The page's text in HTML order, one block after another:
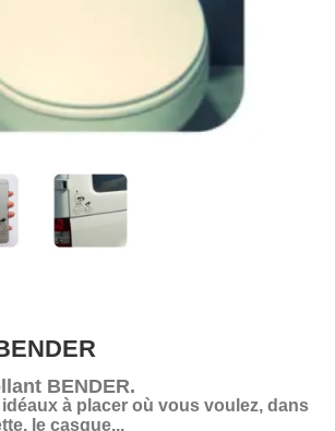
BENDER.
à placer où vous voulez, dans
le casque...